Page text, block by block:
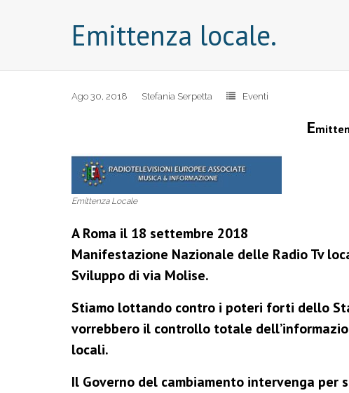
Emittenza locale.
Ago 30, 2018 Stefania Serpetta Eventi
E
Emittenza Locale
A Roma il 18 settembre 2018
Manifestazione Nazionale delle Radio Tv
Sviluppo di via Molise.
Stiamo lottando contro i poteri forti dello
vorrebbero il controllo totale
locali.
Il Governo del cambiamento intervenga per